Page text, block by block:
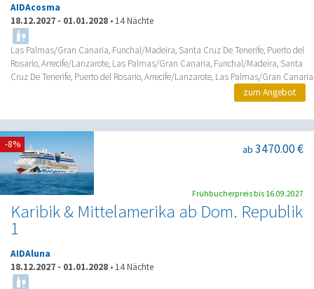
AIDAcosma
18.12.2027 - 01.01.2028 • 14 Nächte
Las Palmas/Gran Canaria, Funchal/Madeira, Santa Cruz De Tenerife, Puerto del
Rosario, Arrecife/Lanzarote, Las Palmas/Gran Canaria, Funchal/Madeira, Santa
Cruz De Tenerife, Puerto del Rosario, Arrecife/Lanzarote, Las Palmas/Gran Canaria
zum Angebot
Karibik & Mittelamerika ab Dom. Republik
1
ab 3470.00 €
AIDAluna
18.12.2027 - 01.01.2028 • 14 Nächte
-8%
Frühbucherpreis bis 16.09.2027